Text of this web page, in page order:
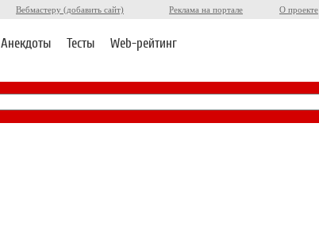
Вебмастеру (добавить сайт) Реклама на портале О проекте
Анекдоты Тесты Web-рейтинг